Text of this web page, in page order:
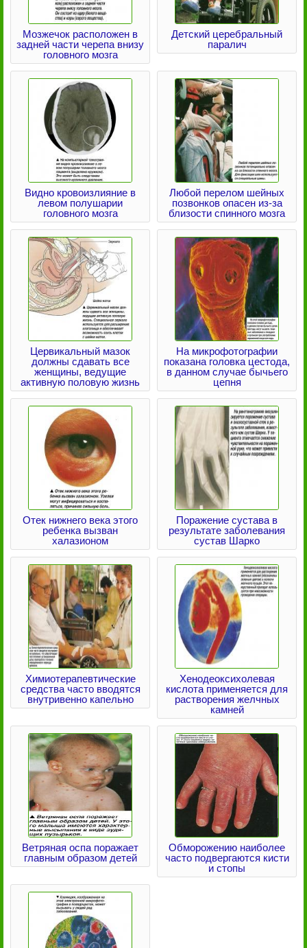
Мозжечок расположен в
задней части черепа внизу
головного мозга
Детский церебральный
паралич
Видно кровоизлияние в
левом полушарии
головного мозга
Любой перелом шейных
позвонков опасен из-за
близости спинного мозга
Цервикальный мазок
должны сдавать все
женщины, ведущие
активную половую жизнь
На микрофотографии
показана головка цестода,
в данном случае бычьего
цепня
Отек нижнего века этого
ребенка вызван
халазионом
Поражение сустава в
результате заболевания
сустав Шарко
Химиотерапевтические
средства часто вводятся
внутривенно капельно
Хенодеоксихолевая
кислота применяется для
растворения желчных
камней
Ветряная оспа поражает
главным образом детей
Обморожению наиболее
часто подвергаются кисти
и стопы